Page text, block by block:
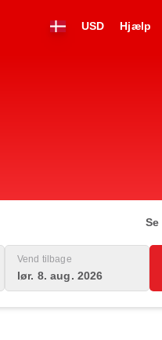
USD Hjælp
Vend tilbage
lør. 8. aug. 2026